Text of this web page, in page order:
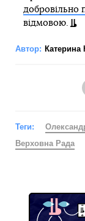
добровільно
відмовою.
Автор: Катерина
Теги:
Верховна Рада